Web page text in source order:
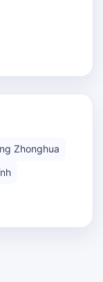
Zhonghua